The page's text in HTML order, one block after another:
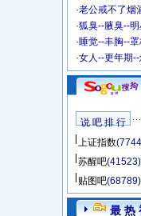
·老公戒不了烟
·狐臭--腋臭--
·睡觉--丰胸--
·女人--更年期--
说 吧 排 行
上证指数
苏醒吧(41523)
贴图吧(68789)
最 热